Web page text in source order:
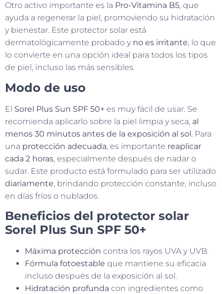
Otro activo importante es la Pro-Vitamina B5, que
ayuda a regenerar la piel, promoviendo su hidratación
y bienestar. Este protector solar está
dermatológicamente probado y no es irritante, lo que
lo convierte en una opción ideal para todos los tipos
de piel, incluso las más sensibles.
Modo de uso
El Sorel Plus Sun SPF 50+ es muy fácil de usar. Se
recomienda aplicarlo sobre la piel limpia y seca, al
menos 30 minutos antes de la exposición al sol. Para
una protección adecuada, es importante reaplicar
cada 2 horas, especialmente después de nadar o
sudar. Este producto está formulado para ser utilizado
diariamente, brindando protección constante, incluso
en días fríos o nublados.
Beneficios del protector solar
Sorel Plus Sun SPF 50+
Máxima protección contra los rayos UVA y UVB.
Fórmula fotoestable que mantiene su eficacia
incluso después de la exposición al sol.
Hidratación profunda con ingredientes como